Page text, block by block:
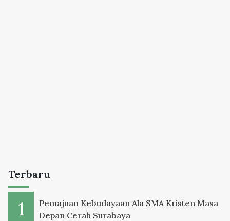
Terbaru
Pemajuan Kebudayaan Ala SMA Kristen Masa
Depan Cerah Surabaya